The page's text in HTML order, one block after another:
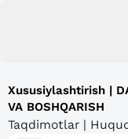
Xususiylashtirish |
VA BOSHQARISH
Taqdimotlar |